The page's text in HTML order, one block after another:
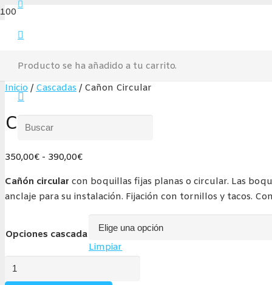
Producto se ha añadido a tu carrito.
Inicio /Cascadas / Cañon Circular
Cañon Circular
350,00€ - 390,00€Rango
precios:
desde
350,00€
hasta
390,00€
Cañón circular con boquillas fijas planas o circular. Las
anclaje para su instalación. Fijación con tornillos y tacos.
Opciones cascada
Limpiar
Cañon